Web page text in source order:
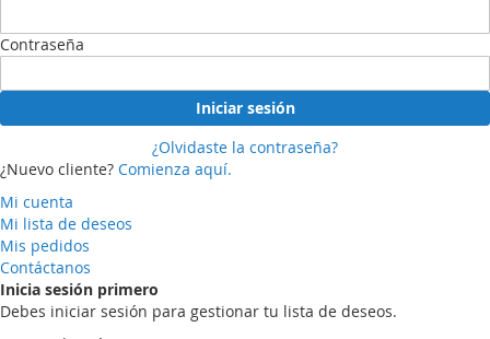
Contraseña
Iniciar sesión
¿Olvidaste la contraseña?
¿Nuevo cliente? Comienza aquí.
Mi cuenta
Mi lista de deseos
Mis pedidos
Contáctanos
Inicia sesión primero
Debes iniciar sesión para gestionar tu lista de deseos.